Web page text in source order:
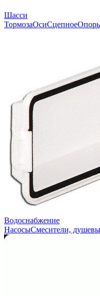
Шасси
ТормозаОсиСцепное
Водоснабжение
НасосыСмесители,